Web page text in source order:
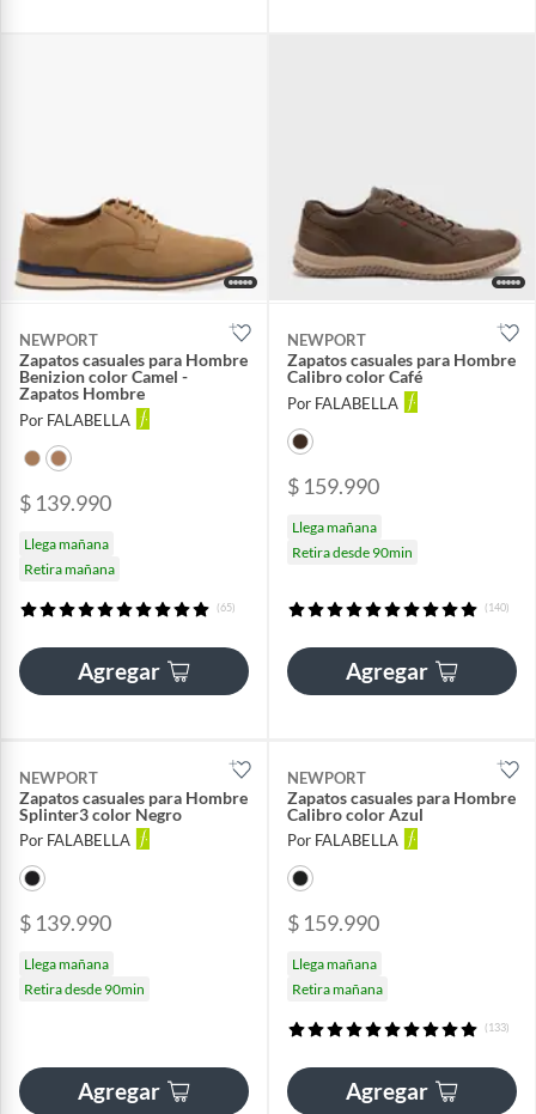
NEWPORT
Zapatos casuales para Hombre
Benizion color Camel -
Zapatos Hombre
Por FALABELLA
$ 139.990
Llega mañana
Retira mañana
(65)
Agregar
NEWPORT
Zapatos casuales para Hombre
Calibro color Café
Por FALABELLA
$ 159.990
Llega mañana
Retira desde 90min
(140)
Agregar
NEWPORT
Zapatos casuales para Hombre
Splinter3 color Negro
Por FALABELLA
$ 139.990
Llega mañana
Retira desde 90min
Agregar
NEWPORT
Zapatos casuales para Hombre
Calibro color Azul
Por FALABELLA
$ 159.990
Llega mañana
Retira mañana
(133)
Agregar